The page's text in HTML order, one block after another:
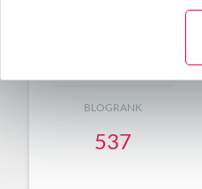
BLOGRANK
537